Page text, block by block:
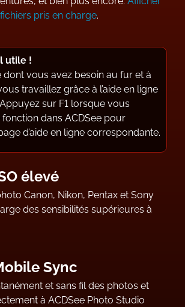
pris en charge.
utile !
dont vous avez besoin au fur et à
travaillez grâce à l’aide en ligne
sur F1 lorsque vous
dans ACDSee pour
d’aide en ligne correspondante.
élevé
Canon, Nikon, Pentax et Sony
des sensibilités supérieures à
Sync
et sans fil des photos et
à ACDSee Photo Studio